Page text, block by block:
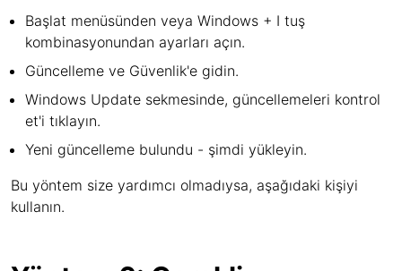
Başlat menüsünden veya Windows + I tuş
kombinasyonundan ayarları açın.
Güncelleme ve Güvenlik'e gidin.
Windows Update sekmesinde, güncellemeleri kontrol
et'i tıklayın.
Yeni güncelleme bulundu - şimdi yükleyin.
Bu yöntem size yardımcı olmadıysa, aşağıdaki kişiyi
kullanın.